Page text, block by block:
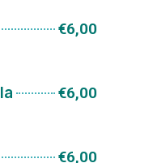
€6,00
€6,00
€6,00